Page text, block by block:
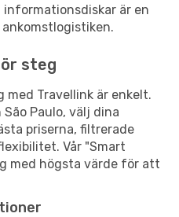
är en
steg
Travellink är enkelt.
Paulo, välj dina
priserna, filtrerade
Vår "Smart
med högsta värde för att